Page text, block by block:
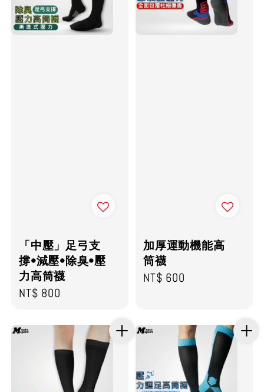
「中壓」足弓支
撐•減壓•除臭•壓
力高筒襪
Regular
NT$ 800
加厚運動機能高
筒襪
Regular
NT$ 600